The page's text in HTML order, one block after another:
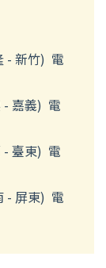
- 新竹) 電
- 嘉義) 電
- 臺東) 電
- 屏東) 電